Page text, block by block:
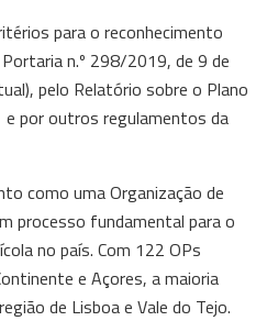
para o reconhecimento
n.º 298/2019, de 9 de
pelo Relatório sobre o Plano
por outros regulamentos da
como uma Organização de
processo fundamental para o
no país. Com 122 OPs
e Açores, a maioria
de Lisboa e Vale do Tejo.